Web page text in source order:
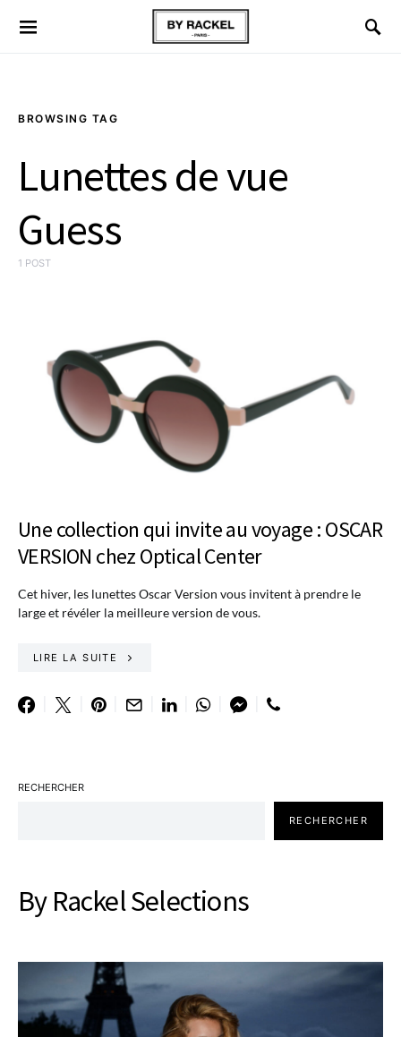
BROWSING TAG
Lunettes de vue
Guess
1 POST
Une collection qui invite au voyage : OSCAR
VERSION chez Optical Center
Cet hiver, les lunettes Oscar Version vous invitent à prendre le
large et révéler la meilleure version de vous.
LIRE LA SUITE
RECHERCHER
RECHERCHER
By Rackel Selections